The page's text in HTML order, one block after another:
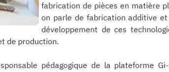
fabrication de pièces en matière
on parle de fabrication additive
développement de ces
de production.
pédagogique de la plateforme